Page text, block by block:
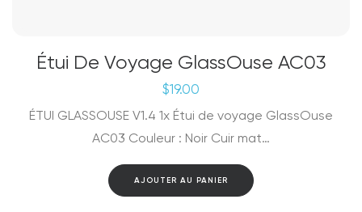
Étui De Voyage GlassOuse AC03
$19.00
ÉTUI GLASSOUSE V1.4 1x Étui de voyage GlassOuse
AC03 Couleur : Noir Cuir mat…
AJOUTER AU PANIER